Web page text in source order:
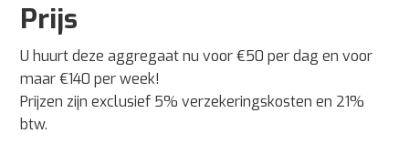
Prijs
U huurt deze aggregaat nu voor €50 per dag en voor
maar €140 per week!
Prijzen zijn exclusief 5% verzekeringskosten en 21%
btw.